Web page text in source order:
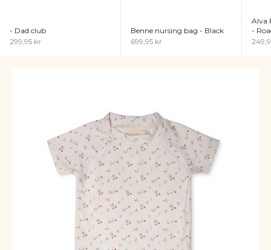
- Dad club
Sale price
299,95 kr
Benne nursing bag - Black
Sale price
699,95 kr
Alva
-
Sale